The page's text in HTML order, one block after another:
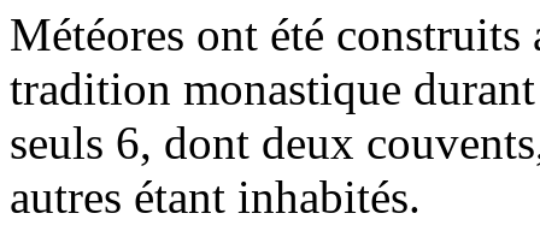
Météores ont été construits
tradition monastique
seuls 6, dont deux
autres étant inhabités.